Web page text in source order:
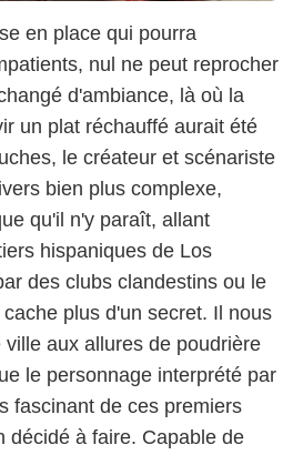
en place qui pourra
nul ne peut reprocher
d'ambiance, là où la
un plat réchauffé aurait été
le créateur et scénariste
bien plus complexe,
qu'il n'y paraît, allant
hispaniques de Los
des clubs clandestins ou le
plus d'un secret. Il nous
aux allures de poudrière
le personnage interprété par
fascinant de ces premiers
décidé à faire. Capable de